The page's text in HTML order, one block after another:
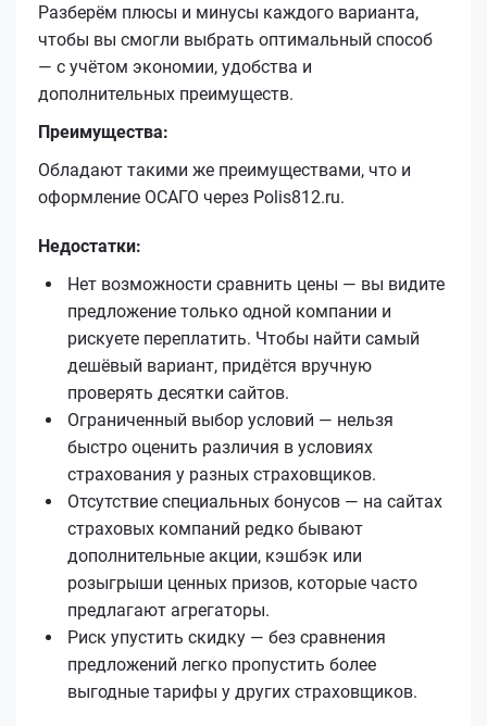
Разберём плюсы и минусы каждого варианта,
чтобы вы смогли выбрать оптимальный способ
— с учётом экономии, удобства и
дополнительных преимуществ.
Преимущества:
Обладают такими же преимуществами, что и
оформление ОСАГО через Polis812.ru.
Недостатки:
Нет возможности сравнить цены — вы видите
предложение только одной компании и
рискуете переплатить. Чтобы найти самый
дешёвый вариант, придётся вручную
проверять десятки сайтов.
Ограниченный выбор условий — нельзя
быстро оценить различия в условиях
страхования у разных страховщиков.
Отсутствие специальных бонусов — на сайтах
страховых компаний редко бывают
дополнительные акции, кэшбэк или
розыгрыши ценных призов, которые часто
предлагают агрегаторы.
Риск упустить скидку — без сравнения
предложений легко пропустить более
выгодные тарифы у других страховщиков.